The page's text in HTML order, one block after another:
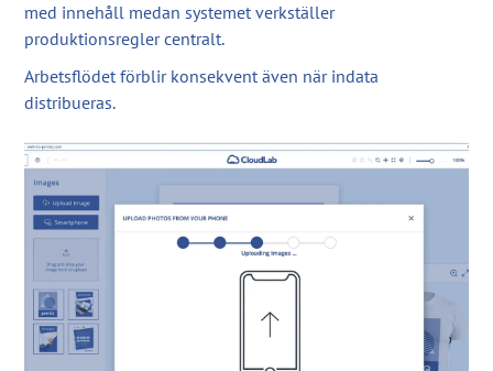
med innehåll medan systemet verkställer
produktionsregler centralt.
Arbetsflödet förblir konsekvent även när indata
distribueras.